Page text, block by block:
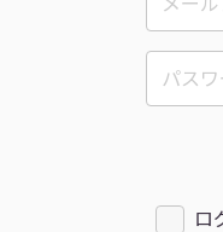
ロ